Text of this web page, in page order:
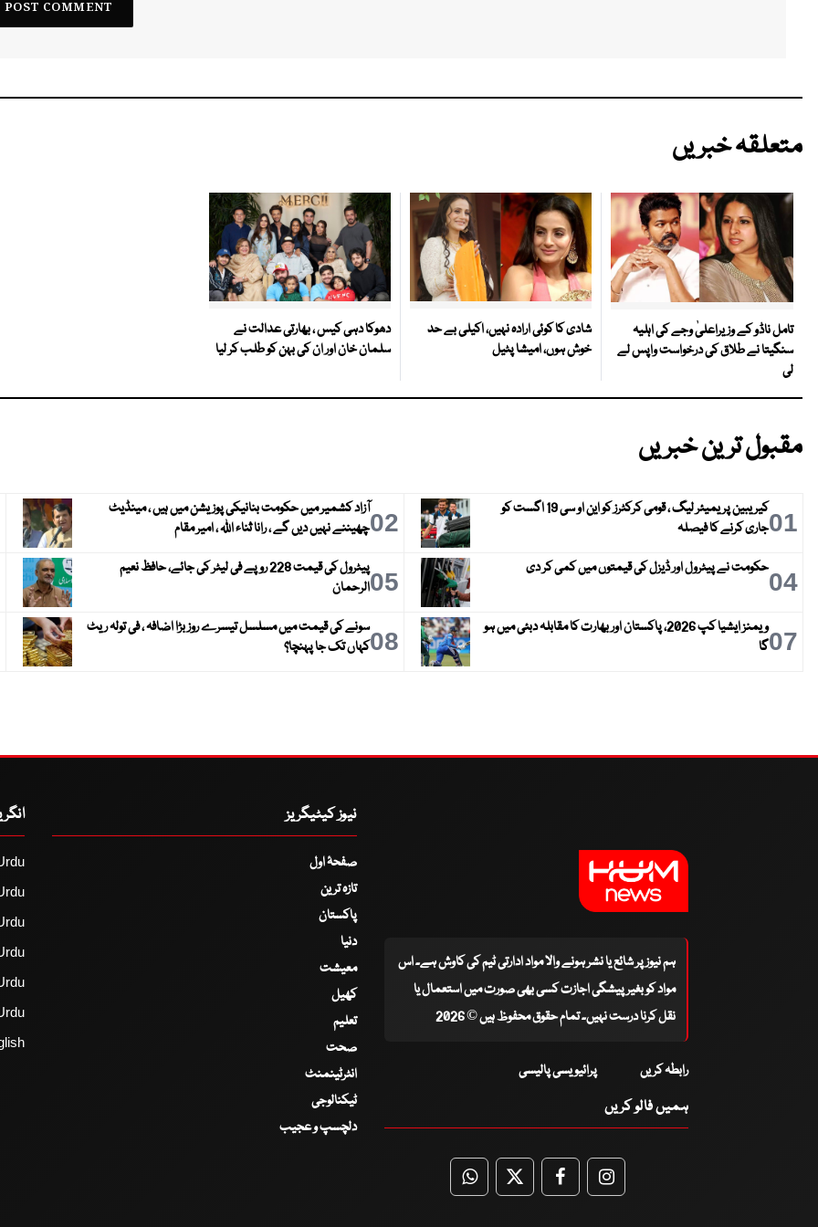
متعلقہ خبریں
تامل ناڈو کے وزیراعلیٰ وجے کی اہلیہ
سنگیتا نے طلاق کی درخواست واپس لے
لی
شادی کا کوئی ارادہ نہیں، اکیلی بے حد
خوش ہوں، امیشا پٹیل
دھوکا دہی کیس ، بھارتی عدالت نے
سلمان خان اور ان کی بہن کو طلب کر لیا
مقبول ترین خبریں
01
کیریبین پریمیئر لیگ ، قومی کرکٹرز کو این او سی 19 اگست کو
جاری کرنے کا فیصلہ
02آزاد کشمیر میں حکومت بنانیکی پوزیشن میں ہیں ، مینڈیٹ
چھیننے نہیں دیں گے ، رانا ثناء اللہ ، امیر مقام
04حکومت نے پیٹرول اور ڈیزل کی قیمتوں میں کمی کر دی 05
پیٹرول کی قیمت 228 روپے فی لیٹر کی جائے، حافظ نعیم
الرحمان
07
ویمنز ایشیا کپ 2026، پاکستان اور بھارت کا مقابلہ دبئی میں ہو
گا
08سونے کی قیمت میں مسلسل تیسرے روز بڑا اضافہ ، فی تولہ ریٹ
کہاں تک جا پہنچا؟
ہم نیوز پر شائع یا نشر ہونے والا مواد ادارتی ٹیم کی کاوش ہے۔ اس
مواد کو بغیر پیشگی اجازت کسی بھی صورت میں استعمال یا
نقل کرنا درست نہیں۔ تمام حقوق محفوظ ہیں © 2026
رابطہ کریں پرائیویسی پالیسی
ہمیں فالو کریں
WhatsApp
TwitterFacebookFacebook
نیوز کیٹیگریز
صفحۂ اول
تازہ ترین
پاکستان
دنیا
معیشت
کھیل
تعلیم
صحت
انٹرٹینمنٹ
ٹیکنالوجی
دلچسپ و عجیب